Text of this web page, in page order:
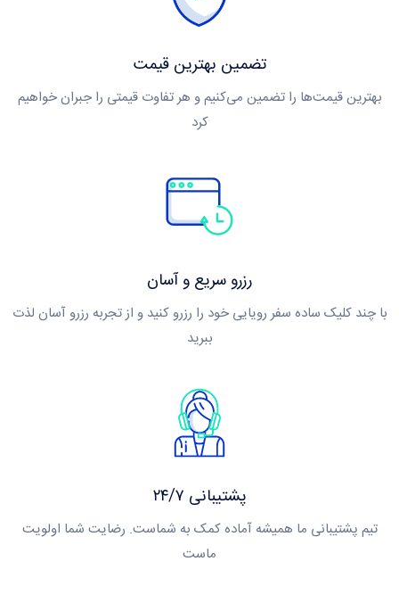
تضمین بهترین قیمت
بهترین قیمت‌ها را تضمین می‌کنیم و هر تفاوت قیمتی را جبران خواهیم
کرد
رزرو سریع و آسان
چند کلیک ساده سفر رویایی خود را رزرو کنید و از تجربه رزرو آسان لذت
ببرید
پشتیبانی ۲۴/۷
تیم پشتیبانی ما همیشه آماده کمک به شماست. رضایت شما اولویت
ماست